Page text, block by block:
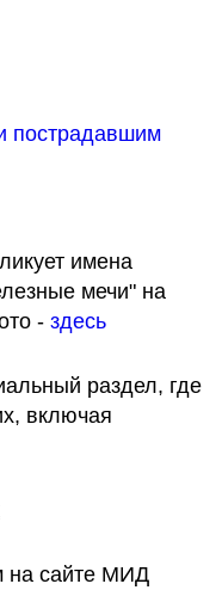
пострадавшим
имена
мечи" на
- здесь
раздел, где
включая
на сайте МИД